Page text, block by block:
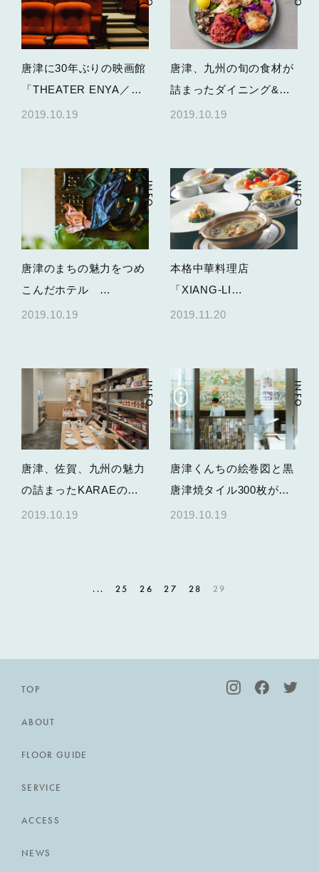
唐津に30年ぶりの映画館
「THEATER ENYA／シ
アター演屋」が10月25日
2019.10.19
唐津、九州の旬の食材が
詰まったダイニング&カ
フェ「KARAE TABLE」
2019.10.19
唐津のまちの魅力をつめ
こんだホテル
「HOTEL KARAE」が11
2019.10.19
INFO
本格中華料理店
「XIANG-LI
KARATSU」が10月25日
2019.11.20
INFO
唐津、佐賀、九州の魅力
の詰まったKARAEのコ
ンセプトショップ
2019.10.19
INFO
唐津くんちの絵巻図と黒
唐津焼タイル300枚が圧
巻の、KARAEのインフ
2019.10.19
INFO
... 25 26 27 28 29
TOP
ABOUT
FLOOR GUIDE
SERVICE
ACCESS
NEWS